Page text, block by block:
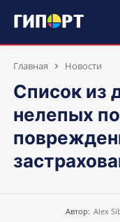
Главная Новости
Список из
нелепых
Автор: Alex